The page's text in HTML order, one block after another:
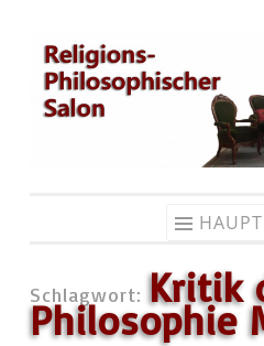
Zum
Inhalt
springen
Schlagwort: Kritik
Philosophie